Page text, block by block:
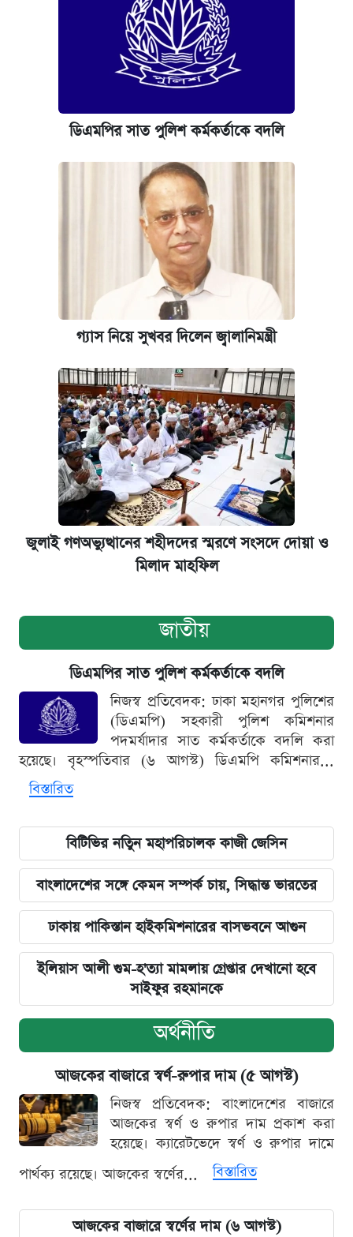
ডিএমপির সাত পুলিশ কর্মকর্তাকে বদলি
গ্যাস নিয়ে সুখবর দিলেন জ্বালানিমন্ত্রী
জুলাই গণঅভ্যুত্থানের শহীদদের স্মরণে সংসদে দোয়া ও
মিলাদ মাহফিল
জাতীয়
ডিএমপির সাত পুলিশ কর্মকর্তাকে বদলি
নিজস্ব প্রতিবেদক: ঢাকা মহানগর পুলিশের
(ডিএমপি) সহকারী পুলিশ কমিশনার
পদমর্যাদার সাত কর্মকর্তাকে বদলি করা
হয়েছে। বৃহস্পতিবার (৬ আগস্ট) ডিএমপি কমিশনার...
বিস্তারিত
বিটিভির নতিুন মহাপরিচালক কাজী জেসিন
বাংলাদেশের সঙ্গে কেমন সম্পর্ক চায়, সিদ্ধান্ত ভারতের
ঢাকায় পাকিস্তান হাইকমিশনারের বাসভবনে আগুন
ইলিয়াস আলী গুম-হ'ত্যা মামলায় গ্রেপ্তার দেখানো হবে
সাইফুর রহমানকে
অর্থনীতি
আজকের বাজারে স্বর্ণ-রুপার দাম (৫ আগস্ট)
নিজস্ব প্রতিবেদক: বাংলাদেশের বাজারে
আজকের স্বর্ণ ও রুপার দাম প্রকাশ করা
হয়েছে। ক্যারেটভেদে স্বর্ণ ও রুপার দামে
পার্থক্য রয়েছে। আজকের স্বর্ণের...
বিস্তারিত
আজকের বাজারে স্বর্ণের দাম (৬ আগস্ট)